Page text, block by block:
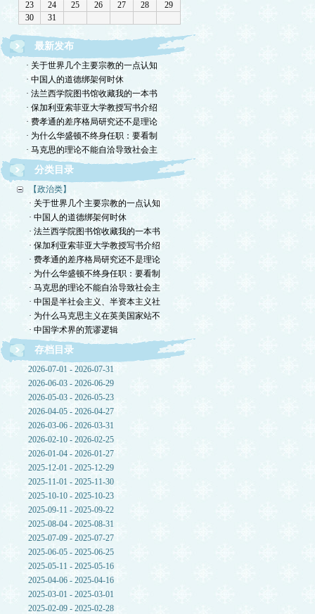
最新发布
· 关于世界几个主要宗教的一点认知
· 中国人的道德绑架何时休
· 法兰西学院图书馆收藏我的一本书
· 保加利亚索菲亚大学教授写书介绍
· 费孝通的差序格局研究还不是理论
· 为什么华盛顿不终身任职：要看制
· 马克思的理论不能自洽导致社会主
分类目录
【政治类】
· 关于世界几个主要宗教的一点认知
· 中国人的道德绑架何时休
· 法兰西学院图书馆收藏我的一本书
· 保加利亚索菲亚大学教授写书介绍
· 费孝通的差序格局研究还不是理论
· 为什么华盛顿不终身任职：要看制
· 马克思的理论不能自洽导致社会主
· 中国是半社会主义、半资本主义社
· 为什么马克思主义在英美国家站不
· 中国学术界的荒谬逻辑
存档目录
2026-07-01 - 2026-07-31
2026-06-03 - 2026-06-29
2026-05-03 - 2026-05-23
2026-04-05 - 2026-04-27
2026-03-06 - 2026-03-31
2026-02-10 - 2026-02-25
2026-01-04 - 2026-01-27
2025-12-01 - 2025-12-29
2025-11-01 - 2025-11-30
2025-10-10 - 2025-10-23
2025-09-11 - 2025-09-22
2025-08-04 - 2025-08-31
2025-07-09 - 2025-07-27
2025-06-05 - 2025-06-25
2025-05-11 - 2025-05-16
2025-04-06 - 2025-04-16
2025-03-01 - 2025-03-01
2025-02-09 - 2025-02-28